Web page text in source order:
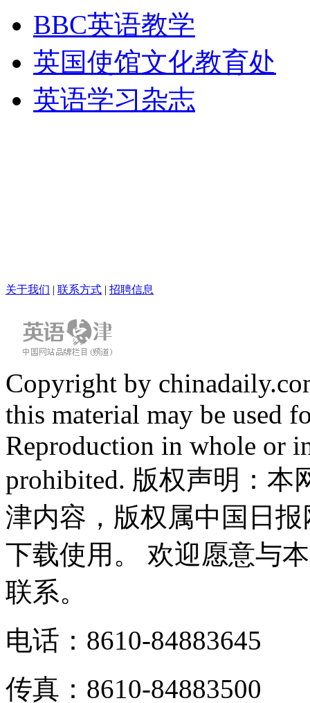
BBC英语教学
英国使馆文化教育处
英语学习杂志
关于我们 | 联系方式 | 招聘信息
Copyright by
this material may be used
Reproduction in whole or
prohibited. 版权声明：
津内容，版权属中国日
下载使用。 欢迎愿意与
联系。
电话：8610-84883645
传真：8610-84883500